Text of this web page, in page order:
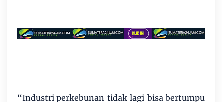
“Industri perkebunan tidak lagi bisa bertumpu